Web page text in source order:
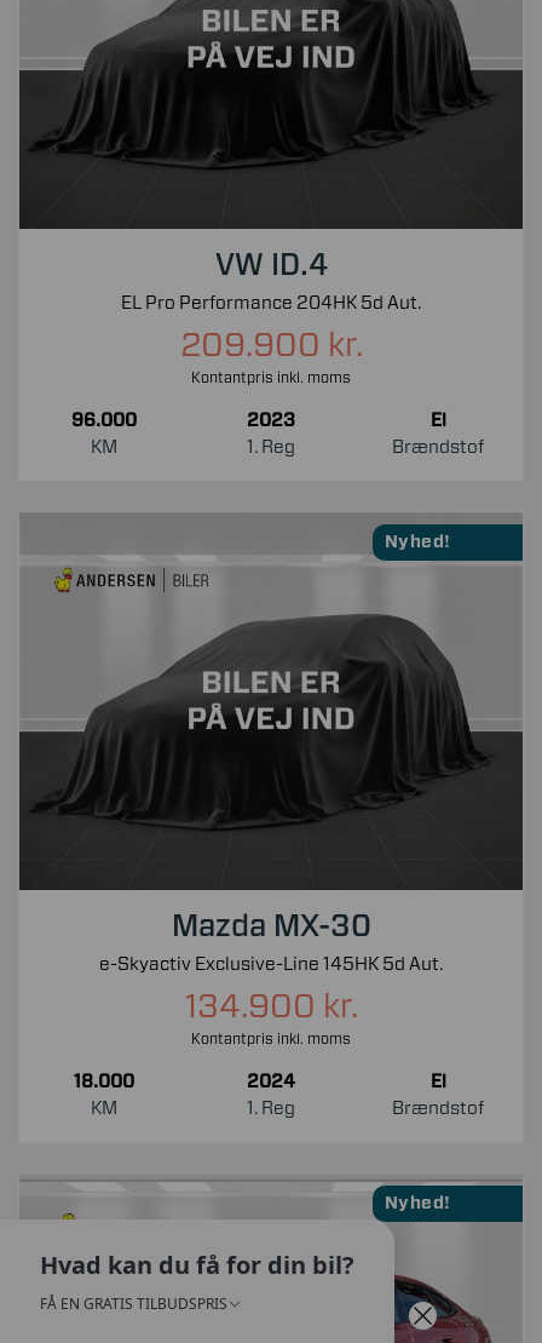
VW ID.4
EL Pro Performance 204HK 5d Aut.
209.900 kr.
Kontantpris inkl. moms
96.000
KM
2023
1. Reg
El
Brændstof
Nyhed!
Mazda MX-30
e-Skyactiv Exclusive-Line 145HK 5d Aut.
134.900 kr.
Kontantpris inkl. moms
18.000
KM
2024
1. Reg
El
Brændstof
Nyhed!
Hvad kan du få for din bil?
FÅ EN GRATIS TILBUDSPRIS